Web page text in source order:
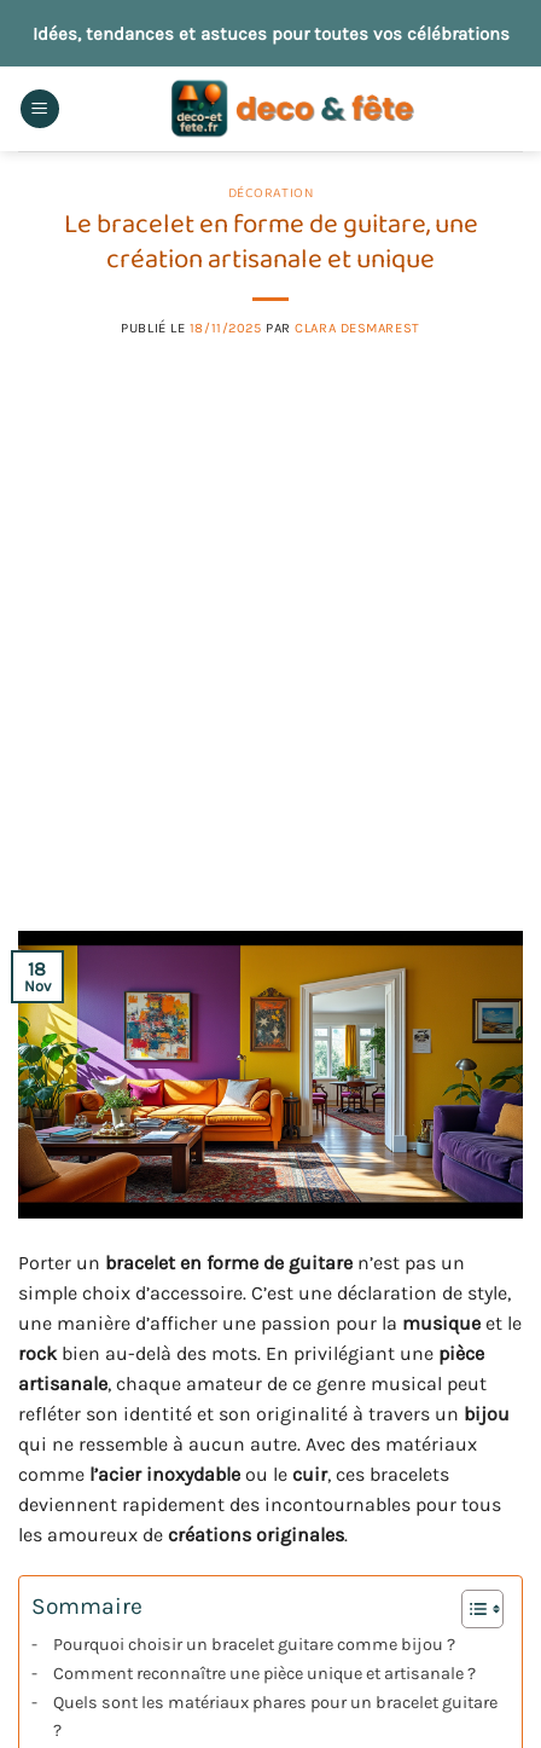
contenu
Idées, tendances et astuces pour toutes vos célébrations
DÉCORATION
Le bracelet en forme de guitare, une
création artisanale et unique
PUBLIÉ LE 18/11/2025 PARCLARA DESMAREST
18
Nov
Porter un bracelet en forme de guitare n’est pas un
simple choix d’accessoire. C’est une déclaration de style,
une manière d’afficher une passion pour la musique et le
rockbien au-delà des mots. En privilégiant une pièce
artisanale, chaque amateur de ce genre musical peut
refléter son identité et son originalité à travers un bijou
qui ne ressemble à aucun autre. Avec des matériaux
comme l’acier inoxydable ou le cuir, ces bracelets
deviennent rapidement des incontournables pour tous
les amoureux de créations originales.
Sommaire
Pourquoi choisir un bracelet guitare comme bijou ?
Comment reconnaître une pièce unique et artisanale ?
Quels sont les matériaux phares pour un bracelet guitare
?